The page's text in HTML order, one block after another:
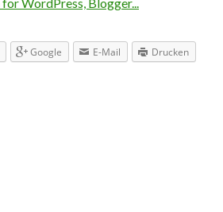
Google E-Mail Drucken